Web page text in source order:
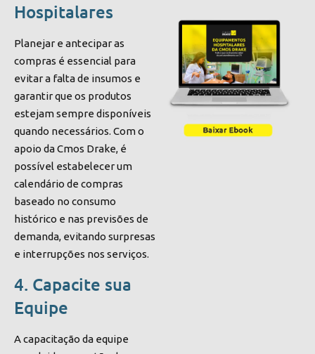
Hospitalares
Planejar e antecipar as
compras é essencial para
evitar a falta de insumos e
garantir que os produtos
estejam sempre disponíveis
quando necessários. Com o
apoio da Cmos Drake, é
possível estabelecer um
calendário de compras
baseado no consumo
histórico e nas previsões de
demanda, evitando surpresas
e interrupções nos serviços.
4. Capacite sua
Equipe
A capacitação da equipe